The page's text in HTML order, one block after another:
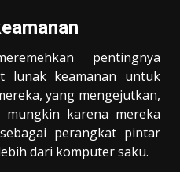
pentingnya
lunak keamanan untuk
yang mengejutkan,
karena mereka
perangkat pintar
dari komputer saku.